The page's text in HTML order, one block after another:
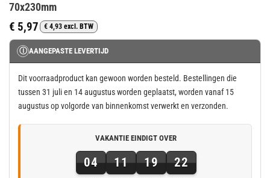
70x230mm
€ 5,97 € 4,93 excl. BTW
Ⓘ AANGEPASTE LEVERTIJD
Dit voorraadproduct kan gewoon worden besteld. Bestellingen die
tussen 31 juli en 14 augustus worden geplaatst, worden vanaf 15
augustus op volgorde van binnenkomst verwerkt en verzonden.
VAKANTIE EINDIGT OVER
04 11 19 21